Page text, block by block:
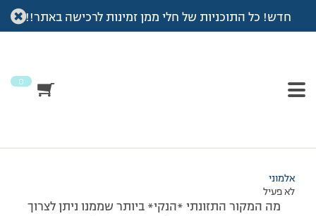
חדש! כל התוכניות של חלי ממן זמינות לרכישה באתר!!
0
עמוד הבית >דיונים>פורום >פחמימות- שאלה
מוצגות 2 תגובות – 1 עד 2 (מתוך 2 סה״כ)
אלמוני
לא פעיל
מה המקור התזונתי *הנקי* ביותר שממנו ניתן לצרוך